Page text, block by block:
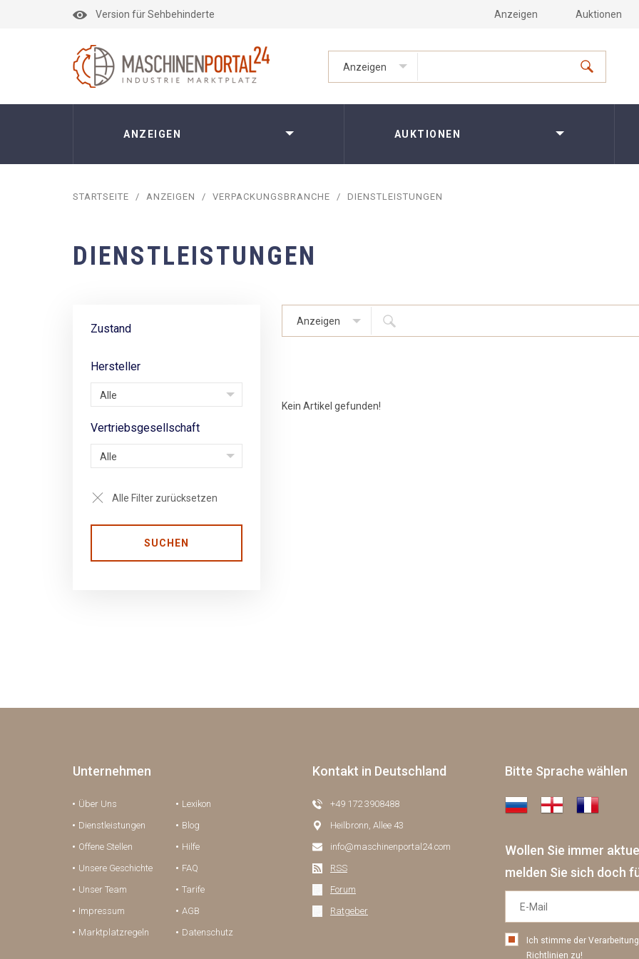
Version für Sehbehinderte Anzeigen Auktionen
Anzeigen
ANZEIGEN AUKTIONEN
STARTSEITE / ANZEIGEN / VERPACKUNGSBRANCHE / DIENSTLEISTUNGEN
DIENSTLEISTUNGEN
Zustand
Hersteller
Alle
Vertriebsgesellschaft
Alle
Alle Filter zurücksetzen
SUCHEN
Anzeigen
Kein Artikel gefunden!
Unternehmen
Über Uns
Dienstleistungen
Offene Stellen
Unsere Geschichte
Unser Team
Impressum
Marktplatzregeln
Lexikon
Blog
Hilfe
FAQ
Tarife
AGB
Datenschutz
Kontakt in Deutschland
+49 172 3908488
Heilbronn, Allee 43
info@maschinenportal24.сom
RSS
Forum
Ratgeber
Bitte Sprache wählen
Wollen Sie immer
melden Sie sich doch
Ich stimme der
Richtlinien zu!